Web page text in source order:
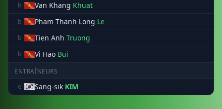
b Van Khang Khuat
b Pham Thanh Long Le
b Tien Anh Truong
b Vi Hao Bui
ENTRAÎNEURS
e
Sang-sik KIM